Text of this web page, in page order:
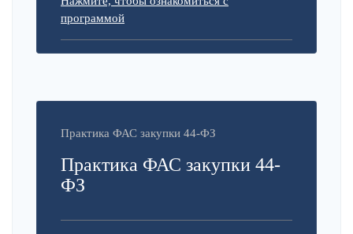
программой
Практика ФАС закупки 44-ФЗ
Практика ФАС закупки 44-
ФЗ